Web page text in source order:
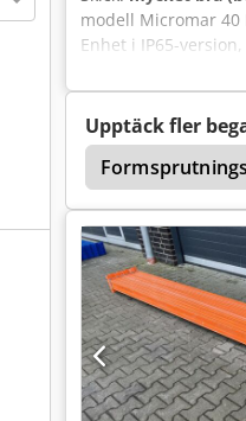
modell Micromar 40
Enhet i IP65-
industriella
lättläst LCD-skärm .
snabb
använd för test
Upptäck fler